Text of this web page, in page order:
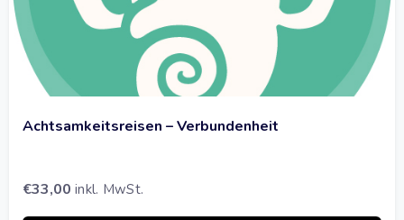
Achtsamkeitsreisen – Verbundenheit
€33,00 inkl. MwSt.